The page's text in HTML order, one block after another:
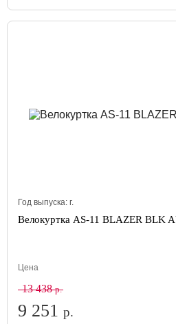
Год выпуска: г.
Велокуртка AS-11 BLAZER BLK
Цена
13 438р.
9 251 р.